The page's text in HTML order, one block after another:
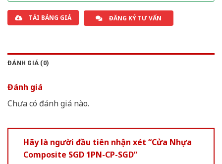
TẢI BẢNG GIÁ ĐĂNG KÝ TƯ VẤN
ĐÁNH GIÁ (0)
Đánh giá
Chưa có đánh giá nào.
Hãy là người đầu tiên nhận xét “Cửa Nhựa
Composite SGD 1PN-CP-SGD”